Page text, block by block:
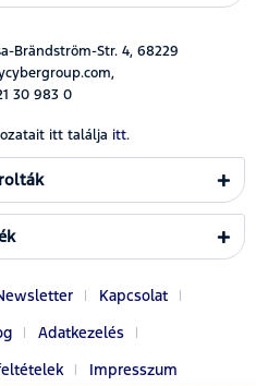
Brändström-Str. 4, 68229
30 983 0
itt találja itt.
Kapcsolat
Adatkezelés
Impresszum